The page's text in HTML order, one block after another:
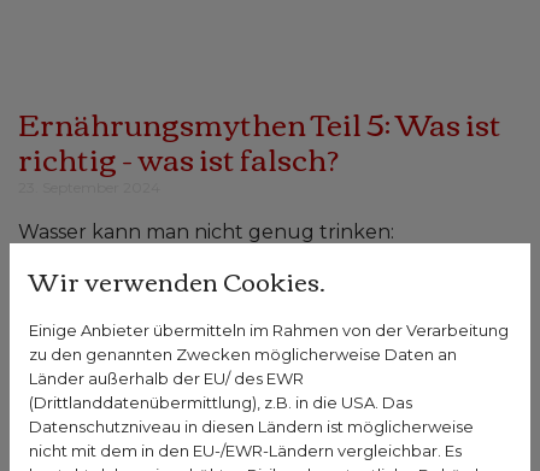
Ernährungsmythen Teil 5: Was ist
richtig - was ist falsch?
Wasser kann man nicht genug trinken:
Hört sich plausibel an. Und es heißt ja auch immer,
kann es auch zu viel, ja sogar schädlich sein?
Der tägliche #Flüssigkeitsbedarf errechnet sich
nach folgender Faustformel: 30ml x
#Körpergewicht. Eine Person mit einem Gewicht
Wir verwenden Cookies.
Einige Anbieter übermitteln im Rahmen von der Verarbeitung
zu den genannten Zwecken möglicherweise Daten an
Länder außerhalb der EU/ des EWR
(Drittlanddatenübermittlung), z.B. in die USA. Das
Datenschutzniveau in diesen Ländern ist möglicherweise
nicht mit dem in den EU-/EWR-Ländern vergleichbar. Es